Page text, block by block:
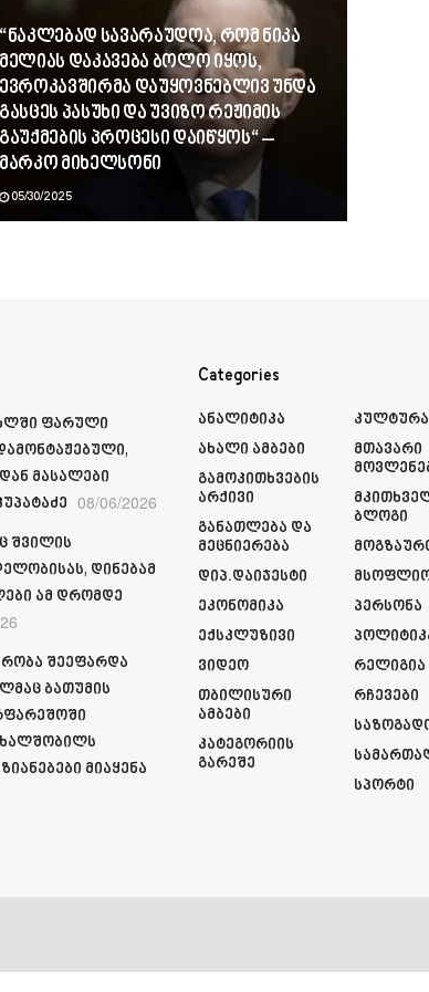
“ნაკლებად სავარაუდოა, რომ ნიკა
მელიას დაკავება ბოლო იყოს,
ევროკავშირმა დაუყოვნებლივ უნდა
გასცეს პასუხი და უვიზო რეჟიმის
გაუქმების პროცესი დაიწყოს“ –
მარკო მიხელსონი
05/30/2025
ფარული
მასალები
08/06/2026
შვილის
დინებამ
ამ დრომდე
შეეფარდა
ბათუმის
მიაყენა
Categories
Ანალიტიკა
Ახალი Ამბები
Გამოკითხვების
Არქივი
Განათლება Და
Მეცნიერება
Დიპ.დაიჯესტი
Ეკონომიკა
Ექსკლუზივი
Ვიდეო
Თბილისური
Ამბები
Კატეგორიის
Გარეშე
Კულტურა
Მთავარი
Ბლოგი
Პერსონა
Რელიგია
Რჩევები
Სპორტი